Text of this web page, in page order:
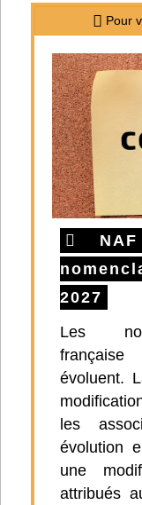
Pour
2027
Les
évoluent.
les
évolution
une
attribués